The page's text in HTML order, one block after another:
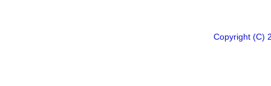
Copyright (C)